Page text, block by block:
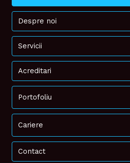
Despre noi
Servicii
Acreditari
Portofoliu
Cariere
Contact